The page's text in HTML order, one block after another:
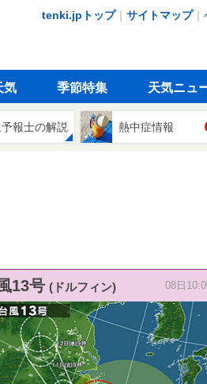
tenki.jpトップ｜ サイトマップ｜
気 季節特集 天気ニュ
報士の解説 熱中症情報
13号 (ドルフィン) 08日